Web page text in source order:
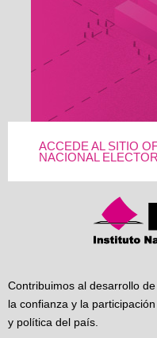
ACCEDE AL SITIO
NACIONAL
Contribuimos al desarrollo
la confianza y la
y política del país.